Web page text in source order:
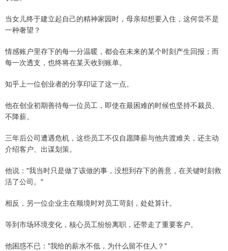
当女儿终于建立起自己的精神家园时，母亲却想要入住，这何尝不是
一种奢望？
情感账户里存下的每一分温暖，都会在未来的某个时刻产生回报；而
每一次透支，也终将在某天收到账单。
知乎上一位创业者的分享印证了这一点。
他在创业初期善待每一位员工，即使在最困难的时候也坚持不裁员、
不降薪。
三年后公司遭遇危机，这些员工不仅自愿降薪与他共渡难关，还主动
介绍客户、出谋划策。
他说："我当时只是做了该做的事，没想到存下的善意，在关键时刻救
活了公司。"
相反，另一位企业主在顺境时对员工苛刻，处处算计。
等到市场环境变化，核心员工纷纷离职，还带走了重要客户。
他困惑不已："我给的薪水不低，为什么留不住人？"